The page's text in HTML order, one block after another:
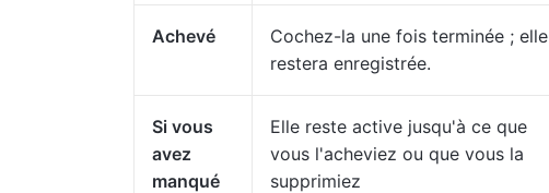
Achevé
Cochez-la une fois terminée ; elle
restera enregistrée.
Si vous
avez
manqué
Elle reste active jusqu'à ce que
vous l'acheviez ou que vous la
supprimiez